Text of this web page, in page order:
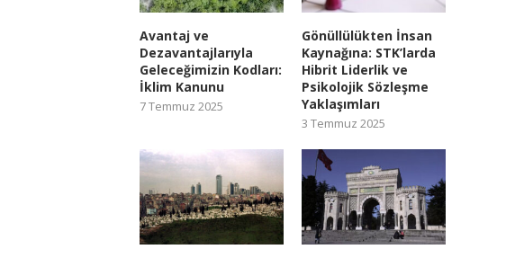
Avantaj ve
Dezavantajlarıyla
Geleceğimizin Kodları:
İklim Kanunu
7 Temmuz 2025
Gönüllülükten İnsan
Kaynağına: STK’larda
Hibrit Liderlik ve
Psikolojik Sözleşme
Yaklaşımları
3 Temmuz 2025